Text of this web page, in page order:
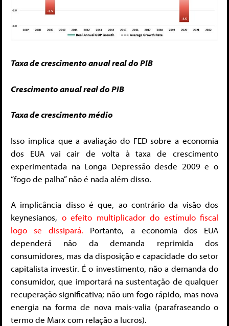
Taxa de crescimento anual real do PIB
Crescimento anual real do PIB
Taxa de crescimento médio
Isso implica que a avaliação do FED sobre a economia
dos EUA vai cair de volta à taxa de crescimento
experimentada na Longa Depressão desde 2009 e o
“fogo de palha” não é nada além disso.
A implicância disso é que, ao contrário da visão dos
keynesianos, o efeito multiplicador do estímulo fiscal
logo se dissipará. Portanto, a economia dos EUA
dependerá não da demanda reprimida dos
consumidores, mas da disposição e capacidade do setor
capitalista investir. É o investimento, não a demanda do
consumidor, que importará na sustentação de qualquer
recuperação significativa; não um fogo rápido, mas nova
energia na forma de nova mais-valia (parafraseando o
termo de Marx com relação a lucros).